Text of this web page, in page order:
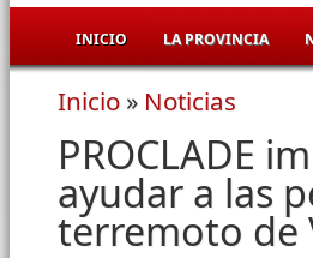
INICIO LA PROVINCIA
Se encuentra usted
Inicio » Noticias
PROCLADE
ayudar a las
terremoto de